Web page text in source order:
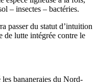
– insectes – bactéries.
passer du statut d’intuition
de lutte intégrée contre le
bananeraies du Nord-